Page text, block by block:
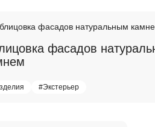
фасадов
#Экстерьер